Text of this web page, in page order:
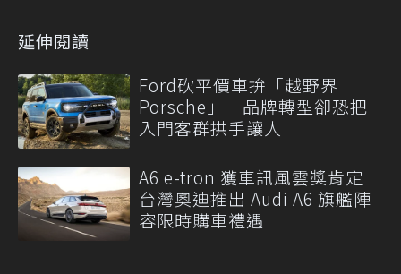
延伸閱讀
Ford砍平價車拚「越野界
Porsche」 品牌轉型卻恐把
入門客群拱手讓人
A6 e-tron 獲車訊風雲獎肯定
台灣奧迪推出 Audi A6 旗艦陣
容限時購車禮遇